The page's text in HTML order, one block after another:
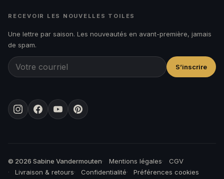
RECEVOIR LES NOUVELLES TOILES
Une lettre par saison. Les nouveautés en avant-première, jamais
de spam.
S’inscrire
InstagramFacebookYouTubePinterest
© 2026 Sabine Vandermouten Mentions légales
CGV
Livraison & retours
Confidentialité Préférences cookies